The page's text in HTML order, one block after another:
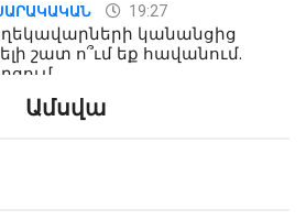
19:27
կանանցից
շատ ո՞ւմ եք հավանում.
Ամսվա